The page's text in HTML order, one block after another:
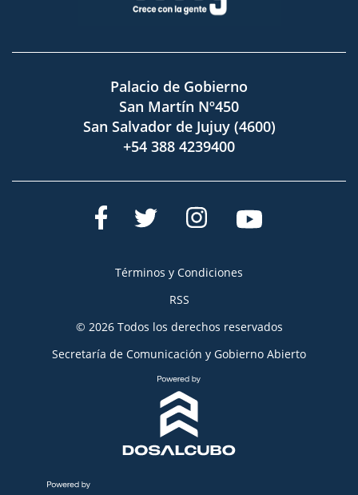
Palacio de Gobierno
San Martín Nº450
San Salvador de Jujuy (4600)
+54 388 4239400
Términos y Condiciones
RSS
© 2026 Todos los derechos reservados
Secretaría de Comunicación y Gobierno Abierto